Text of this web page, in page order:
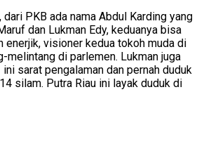
dari PKB ada nama Abdul Karding yang
dan Lukman Edy, keduanya bisa
enerjik, visioner kedua tokoh muda di
melintang di parlemen. Lukman juga
sarat pengalaman dan pernah duduk
silam. Putra Riau ini layak duduk di